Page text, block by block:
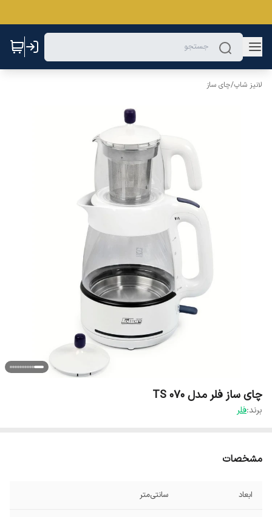
لانیز شاپ/چای ساز
چای ساز فلر مدل TS 070
برند:فلر
مشخصات
ابعاد سانتی‌متر